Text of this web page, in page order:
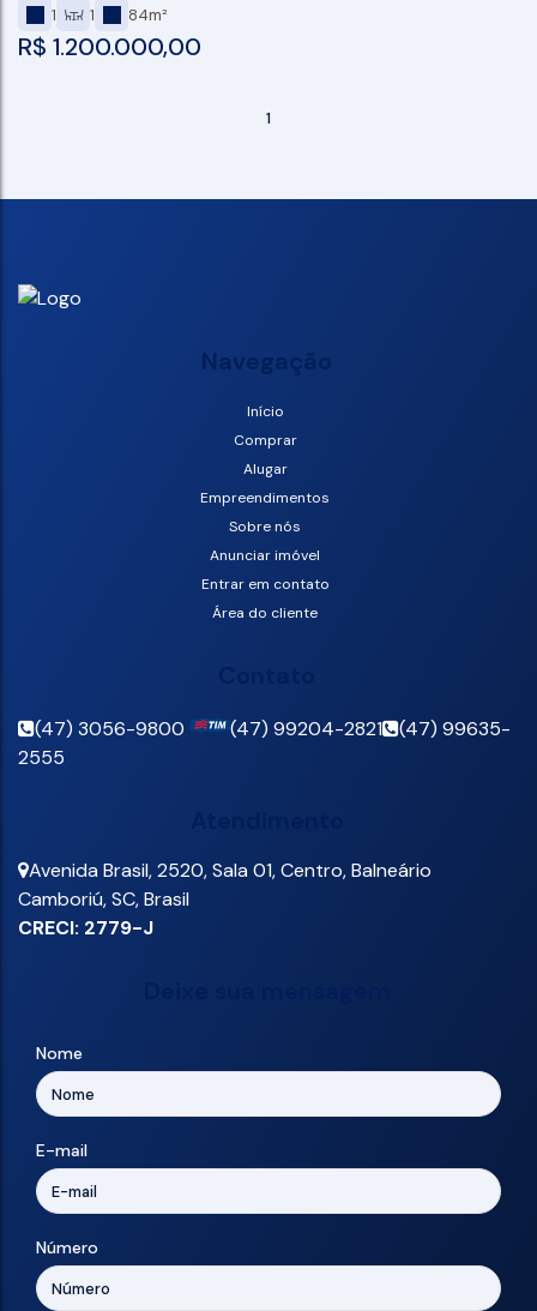
R$ 1.200.000,00
1 1 84m²
1
Navegação
Início
Comprar
Alugar
Empreendimentos
Sobre nós
Anunciar imóvel
Entrar em contato
Área do cliente
(47) 3056-9800 (47) 99204-2821
(47) 99635-
2555
Avenida Brasil,2520,Sala 01,Centro,Balneário
Camboriú,SC,Brasil
CRECI: 2779-J
Nome
E-mail
Número